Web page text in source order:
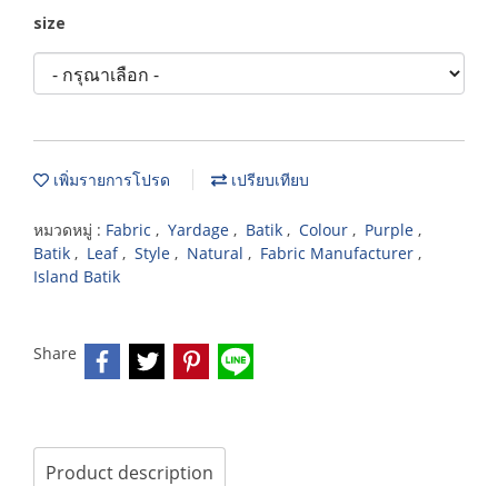
size
เพิ่มรายการโปรด เปรียบเทียบ
หมวดหมู่ : Fabric , Yardage , Batik , Colour , Purple ,
Batik , Leaf, Style , Natural , Fabric Manufacturer ,
Island Batik
Share
Product description